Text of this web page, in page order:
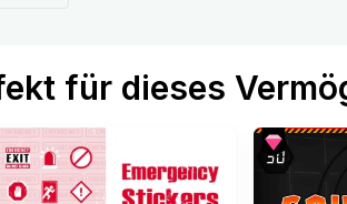
für dieses